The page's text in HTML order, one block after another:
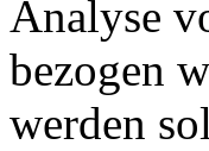
Analyse
bezogen
werden